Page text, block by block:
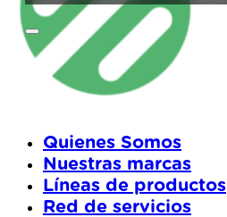
Quienes Somos
Nuestras marcas
Líneas de productos
Red de servicios